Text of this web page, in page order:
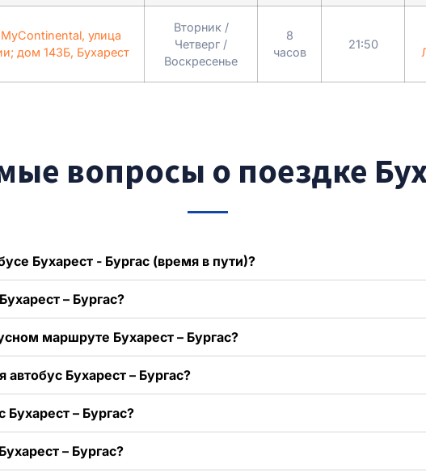
улица
дом 143Б, Бухарест
Вторник /
Четверг /
Воскресенье
8
часов
21:50
вопросы о поездке
Бухарест - Бургас (время в пути)?
– Бургас?
маршруте Бухарест – Бургас?
автобус Бухарест – Бургас?
Бухарест – Бургас?
– Бургас?